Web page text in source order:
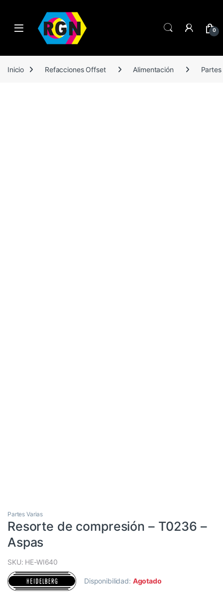
Open 0
Inicio Refacciones Offset Alimentación Partes
Partes Varias
Resorte de compresión – T0236 –
Aspas
SKU: HE-WI640
Disponibilidad: Agotado